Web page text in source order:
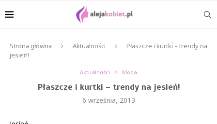
Strona główna Aktualności
Płaszcze i kurtki – trendy na
jesień!
Aktualności Moda
Płaszcze i kurtki – trendy na jesień!
6 września, 2013